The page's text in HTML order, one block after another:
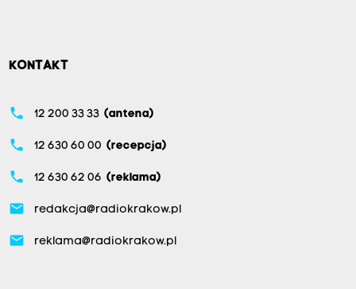
KONTAKT
phone 12 200 33 33 (antena)
phone 12 630 60 00 (recepcja)
phone 12 630 62 06 (reklama)
email redakcja@radiokrakow.pl
email reklama@radiokrakow.pl